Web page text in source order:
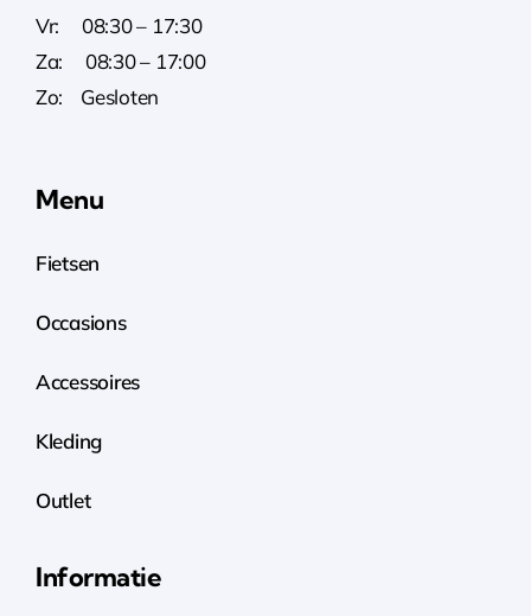
Vr: 08:30 – 17:30
Za: 08:30 – 17:00
Zo: Gesloten
Menu
Fietsen
Occasions
Accessoires
Kleding
Outlet
Informatie